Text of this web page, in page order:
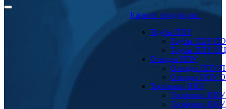
Каталог продукции
Трубы ППУ
Трубы ППУ ПЭ
Трубы ППУ ОЦ
Отводы ППУ
Отводы ППУ
Отводы ППУ
Тройники ППУ
Тройники
Тройники